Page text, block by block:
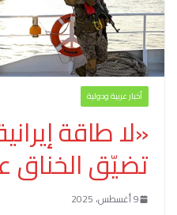
أخبار عربية ودولية
«لا طاقة
تضيّق الخناق
9 أغسطس، 2025